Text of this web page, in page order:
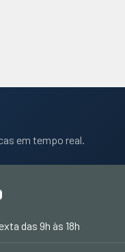
em tempo real.
das 9h às 18h